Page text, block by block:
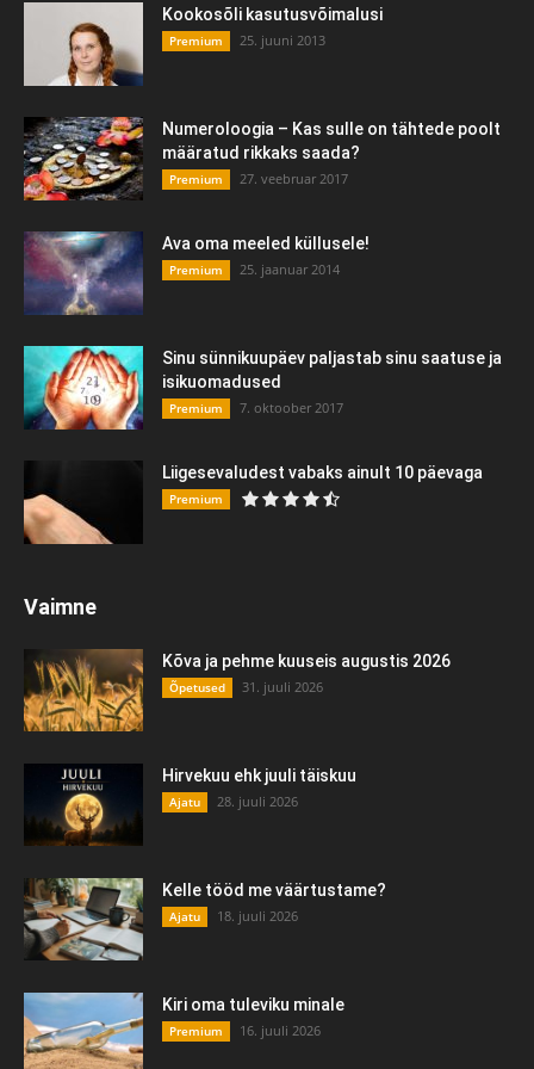
Kookosõli kasutusvõimalusi
Premium 25. juuni 2013
Numeroloogia – Kas sulle on tähtede poolt
määratud rikkaks saada?
Premium 27. veebruar 2017
Ava oma meeled küllusele!
Premium 25. jaanuar 2014
Sinu sünnikuupäev paljastab sinu saatuse ja
isikuomadused
Premium 7. oktoober 2017
Liigesevaludest vabaks ainult 10 päevaga
Premium
Vaimne
Kõva ja pehme kuuseis augustis 2026
Õpetused 31. juuli 2026
Hirvekuu ehk juuli täiskuu
Ajatu 28. juuli 2026
Kelle tööd me väärtustame?
Ajatu 18. juuli 2026
Kiri oma tuleviku minale
Premium 16. juuli 2026